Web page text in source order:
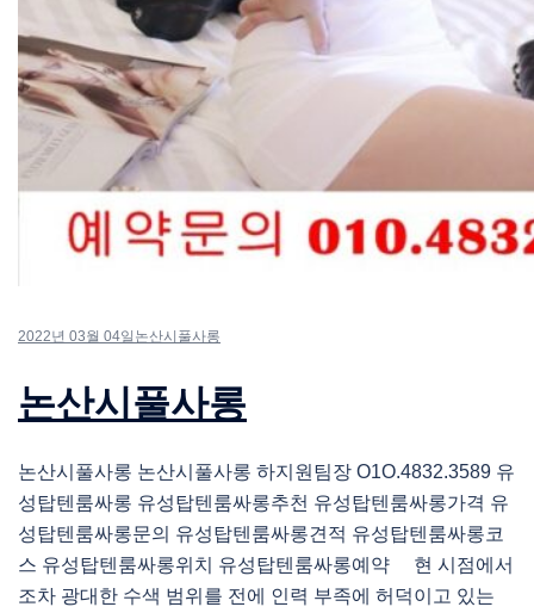
2022년 03월 04일 논산시풀사롱
논산시풀사롱
논산시풀사롱 논산시풀사롱 하지원팀장 O1O.4832.3589 유
성탑텐룸싸롱 유성탑텐룸싸롱추천 유성탑텐룸싸롱가격 유
성탑텐룸싸롱문의 유성탑텐룸싸롱견적 유성탑텐룸싸롱코
스 유성탑텐룸싸롱위치 유성탑텐룸싸롱예약 현 시점에서
조차 광대한 수색 범위를 전에 인력 부족에 허덕이고 있는